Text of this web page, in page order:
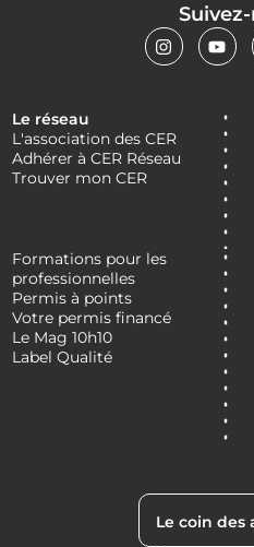
Le réseau
L'association des CER
Adhérer à CER Réseau
Trouver mon CER
Formations pour les
professionnelles
Permis à points
Votre permis financé
Le Mag 10h10
Label Qualité
Le coin des